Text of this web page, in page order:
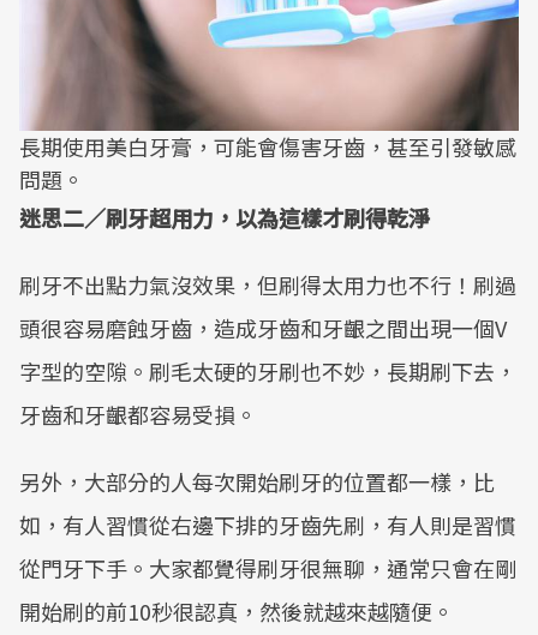
長期使用美白牙膏，可能會傷害牙齒，甚至引發敏感
問題。
迷思二／刷牙超用力，以為這樣才刷得乾淨
刷牙不出點力氣沒效果，但刷得太用力也不行！刷過
頭很容易磨蝕牙齒，造成牙齒和牙齦之間出現一個V
字型的空隙。刷毛太硬的牙刷也不妙，長期刷下去，
牙齒和牙齦都容易受損。
另外，大部分的人每次開始刷牙的位置都一樣，比
如，有人習慣從右邊下排的牙齒先刷，有人則是習慣
從門牙下手。大家都覺得刷牙很無聊，通常只會在剛
開始刷的前10秒很認真，然後就越來越隨便。